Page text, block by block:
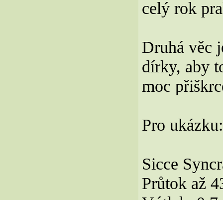
celý rok
Druhá věc
dírky, aby
moc
Pro ukázku:
Sicce
Průtok až